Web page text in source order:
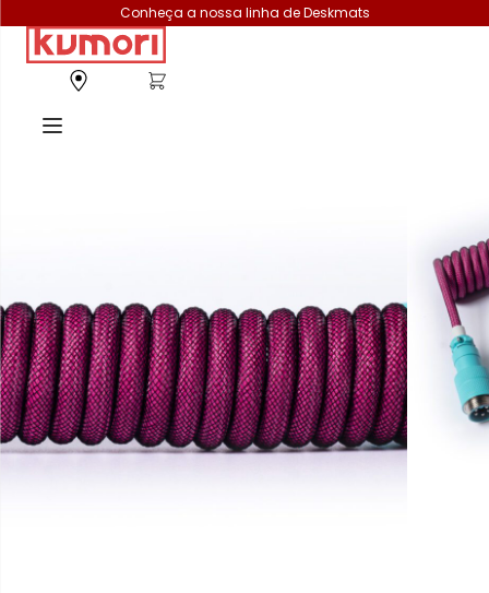
Conheça a nossa linha de Deskmats